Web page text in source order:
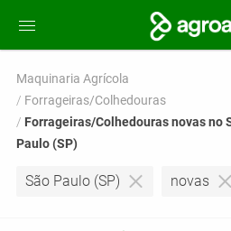
Maquinaria Agrícola
Forrageiras/Colhedouras
Forrageiras/Colhedouras novas no
Paulo (SP)
São Paulo (SP) novas